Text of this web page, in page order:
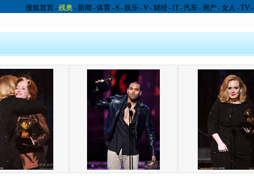
搜狐首页-残奥- 新闻 -体育-S -娱乐-V- 财经-IT-汽车- 房产-女人 -TV-